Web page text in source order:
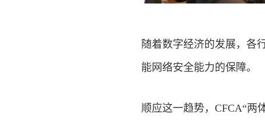
随着数字经济的发展，各
能网络安全能力的保障。
顺应这一趋势，CFCA“两